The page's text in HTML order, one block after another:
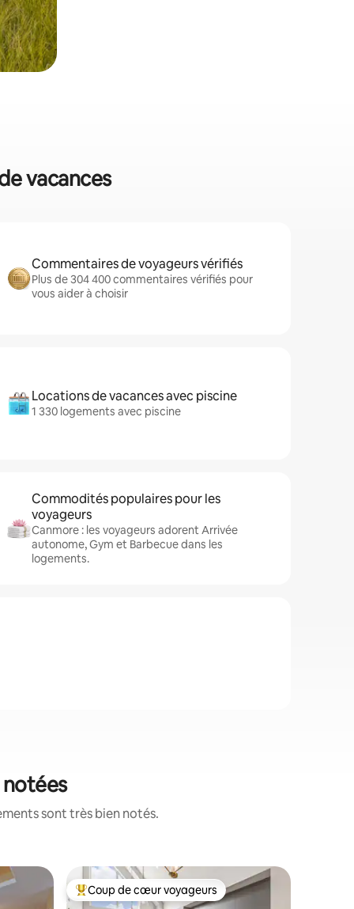
vacances
Commentaires de voyageurs vérifiés
Plus de 304 400 commentaires vérifiés pour
vous aider à choisir
Locations de vacances avec piscine
1 330 logements avec piscine
Commodités populaires pour les
voyageurs
Canmore : les voyageurs adorent Arrivée
autonome, Gym et Barbecue dans les
logements.
notées
sont très bien notés.
plus aimés Coup de cœur voyageurs parmi les plus aimés
Coup de cœur voyageurs